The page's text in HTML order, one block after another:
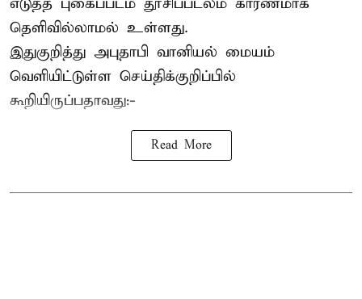
தெளிவில்லாமல் உள்ளது.
இதுகுறித்து அபுதாபி வானியல் மையம்
வெளியிட்டுள்ள செய்திக்குறிப்பில்
கூறியிருப்பதாவது:-
Read More